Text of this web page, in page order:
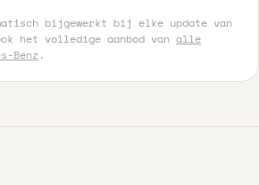
bijgewerkt bij elke update van
het volledige aanbod van alle
Benz.